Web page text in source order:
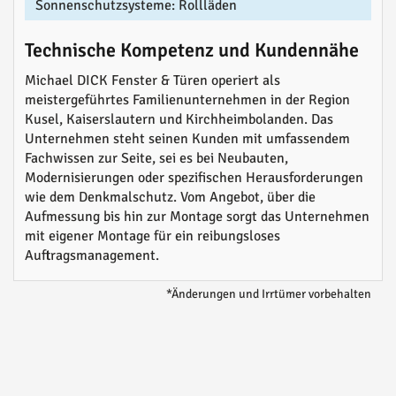
Sonnenschutzsysteme: Rollläden
Technische Kompetenz und Kundennähe
Michael DICK Fenster & Türen operiert als
meistergeführtes Familienunternehmen in der Region
Kusel, Kaiserslautern und Kirchheimbolanden. Das
Unternehmen steht seinen Kunden mit umfassendem
Fachwissen zur Seite, sei es bei Neubauten,
Modernisierungen oder spezifischen Herausforderungen
wie dem Denkmalschutz. Vom Angebot, über die
Aufmessung bis hin zur Montage sorgt das Unternehmen
mit eigener Montage für ein reibungsloses
Auftragsmanagement.
*Änderungen und Irrtümer vorbehalten